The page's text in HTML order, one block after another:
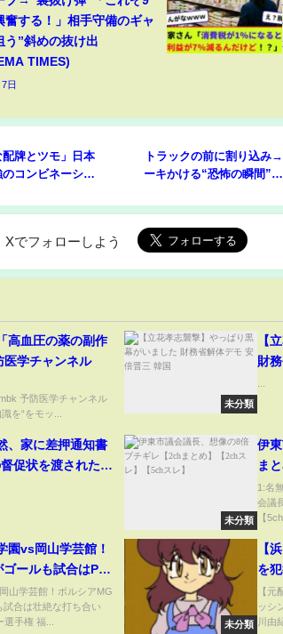
奮する！」相手守備のギャ
う”斜めの抜け出
TIMES)
日
配牌とツモ」日本
コンビネーショ
トラックの前に割り込み
ーキかける“恐怖の瞬間
Xでフォローしよう
高血圧の薬の副作
医学チャンネル
予防医学チャンネル
を“をモッ...
未分類
【
財
、家に差押通知書
促状を渡された。
未分類
伊
ま
1:名
会議
【
園vs岡山学芸館！
ールも試合はPK
カー選手権
山学芸館！ボルシアMG
合は壮絶な打ち合い
手権 福...
未分類
【
を
【
民
【
ッシ
川由